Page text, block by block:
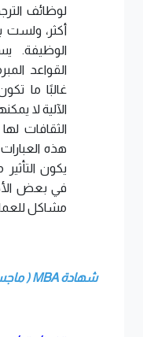
لوظائف
أكثر،
الوظيفة.
القواعد
غالبًا ما
الآلية لا
الثقافات
هذه
يكون
في بعض
مشاكل